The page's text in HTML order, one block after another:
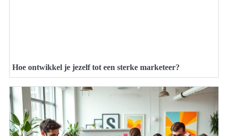
Hoe ontwikkel je jezelf tot een sterke marketeer?